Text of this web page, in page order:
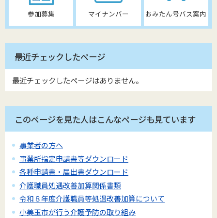
参加募集 マイナンバー おみたん号バス案内
最近チェックしたページ
最近チェックしたページはありません。
このページを見た人はこんなページも見ています
事業者の方へ
事業所指定申請書等ダウンロード
各種申請書・届出書ダウンロード
介護職員処遇改善加算関係書類
令和８年度介護職員等処遇改善加算について
小美玉市が行う介護予防の取り組み